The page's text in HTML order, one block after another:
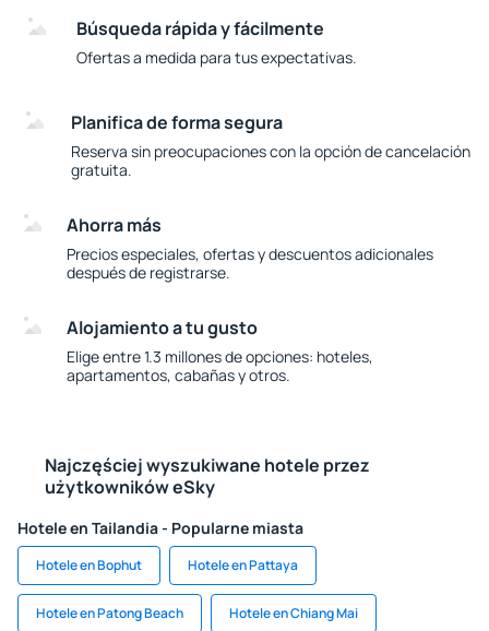
Búsqueda rápida y fácilmente
Ofertas a medida para tus expectativas.
Planifica de forma segura
Reserva sin preocupaciones con la opción de cancelación
gratuita.
Ahorra más
Precios especiales, ofertas y descuentos adicionales
después de registrarse.
Alojamiento a tu gusto
Elige entre 1.3 millones de opciones: hoteles,
apartamentos, cabañas y otros.
Najczęściej wyszukiwane hotele przez
użytkowników eSky
Hotele en Tailandia - Popularne miasta
Hotele en Bophut Hotele en Pattaya
Hotele en Patong Beach Hotele en Chiang Mai